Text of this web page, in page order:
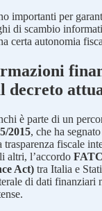
importanti per
di scambio
certa autonomia
decreto
è parte di un
2015, che ha
fiscale
altri, l’accordo
Act) tra Italia e
di dati finanziari